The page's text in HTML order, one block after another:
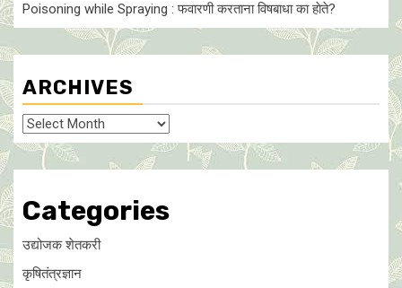
Poisoning while Spraying : फवारणी करताना विषबाधा का हाेते?
ARCHIVES
Archives
Categories
उद्योजक शेतकरी
कृषितंत्रज्ञान